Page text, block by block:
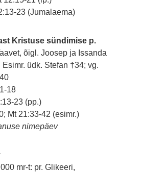
23 (Jumalaema)
Kristuse sündimise p.
õigl. Joosep ja Issanda
üdk. Stefan †34; vg.
18
23 (pp.)
Mt 21:33-42 (esimr.)
nimepäev
mr-t: pr. Glikeeri,